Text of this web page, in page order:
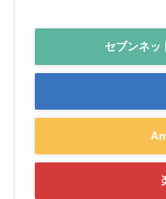
セブンネッ